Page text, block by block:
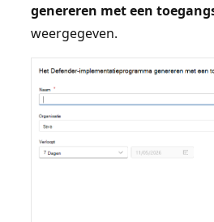
genereren met een
weergegeven.